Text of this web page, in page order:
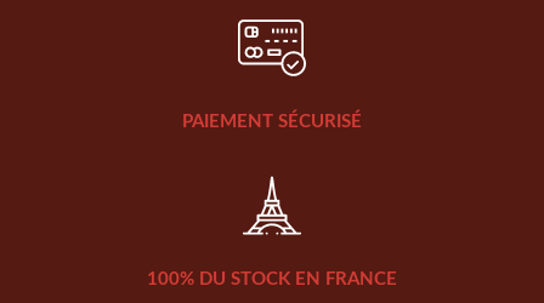
PAIEMENT SÉCURISÉ
100% DU STOCK EN FRANCE